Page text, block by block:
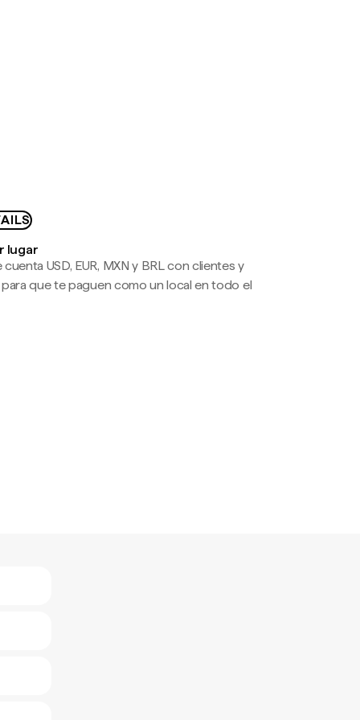
lugar
USD, EUR, MXN y BRL con clientes y
que te paguen como un local en todo el